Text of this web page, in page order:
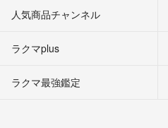
人気商品チャンネル
ラクマplus
ラクマ最強鑑定